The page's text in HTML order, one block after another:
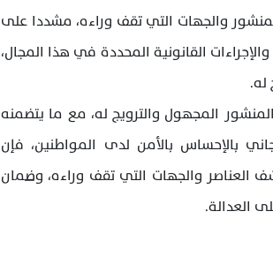
والجهات التي تقف وراءه، مشددا على
القانونية المحددة في هذا المجال،
المجهول والترويج له، مع ما يتضمنه
بالإحساس بالأمن لدى المواطنين، فإن
العناصر والجهات التي تقف وراءه، وضمان
العدالة.